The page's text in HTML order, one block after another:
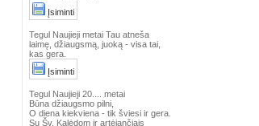
Įsiminti
Tegul Naujieji metai Tau atneša
laimę, džiaugsmą, juoką - visa tai,
kas gera.
Įsiminti
Tegul Naujieji 20.... metai
Būna džiaugsmo pilni,
O diena kiekviena - tik šviesi ir gera.
Su Šv. Kalėdom ir artėjančiais